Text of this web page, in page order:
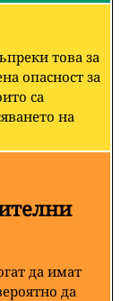
това за
опасност за
са
на
да имат
да